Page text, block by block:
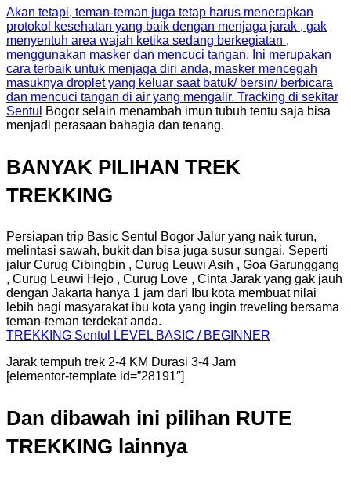
Akan tetapi, teman-teman juga tetap harus menerapkan
protokol kesehatan yang baik dengan menjaga jarak , gak
menyentuh area wajah ketika sedang berkegiatan ,
menggunakan masker dan mencuci tangan. Ini merupakan
cara terbaik untuk menjaga diri anda, masker mencegah
masuknya droplet yang keluar saat batuk/ bersin/ berbicara
dan mencuci tangan di air yang mengalir. Tracking di sekitar
Sentul
Bogor selain menambah imun tubuh tentu saja bisa
menjadi perasaan bahagia dan tenang.
BANYAK PILIHAN TREK
TREKKING
Persiapan trip Basic Sentul Bogor Jalur yang naik turun,
melintasi sawah, bukit dan bisa juga susur sungai. Seperti
jalur Curug Cibingbin , Curug Leuwi Asih , Goa Garunggang
, Curug Leuwi Hejo , Curug Love , Cinta Jarak yang gak jauh
dengan Jakarta hanya 1 jam dari Ibu kota membuat nilai
lebih bagi masyarakat ibu kota yang ingin treveling bersama
teman-teman terdekat anda.
TREKKING Sentul
LEVEL BASIC / BEGINNER
Jarak tempuh trek 2-4 KM Durasi 3-4 Jam
[elementor-template id=”28191″]
Dan dibawah ini pilihan RUTE
TREKKING lainnya